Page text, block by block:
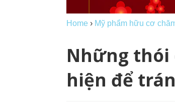
Home › Mỹ phẩm hữu cơ
Những thói
hiện để